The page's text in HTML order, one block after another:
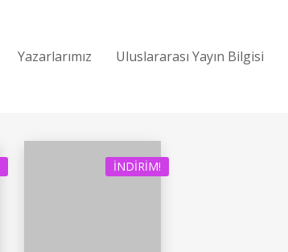
Yazarlarımız Uluslararası Yayın Bilgisi
İNDIRIM!